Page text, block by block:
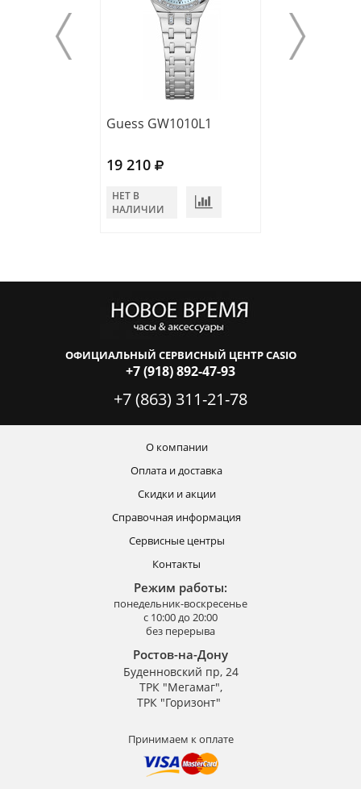
Guess GW1010L1
19 210
НЕТ В
НАЛИЧИИ
ОФИЦИАЛЬНЫЙ СЕРВИСНЫЙ ЦЕНТР CASIO
+7 (918) 892-47-93
+7 (863) 311-21-78
О компании
Оплата и доставка
Скидки и акции
Справочная информация
Сервисные центры
Контакты
Режим работы:
понедельник-воскресенье
с 10:00 до 20:00
без перерыва
Ростов-на-Дону
Буденновский пр, 24
ТРК "Мегамаг",
ТРК "Горизонт"
Принимаем к оплате